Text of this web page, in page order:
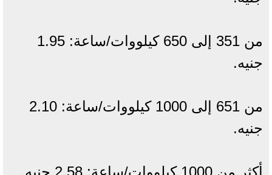
من 351 إلى 650 كيلووات/ساعة: 1.95
جنيه.
من 651 إلى 1000 كيلووات/ساعة: 2.10
جنيه.
أكثر من 1000 كيلووات/ساعة: 2.58 جنيه.